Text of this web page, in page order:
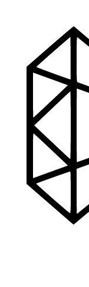
Aukštos
Mes siūlome tik
Platus prekių
Turime daugiau
PDF katalogas
Greitas
Visus